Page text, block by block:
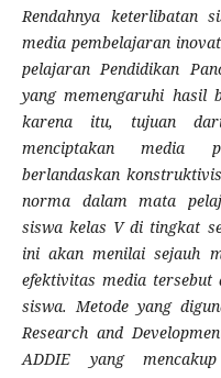
Rendahnya keterlibatan
media pembelajaran
pelajaran Pendidikan
yang memengaruhi hasil
karena itu, tujuan
menciptakan media
berlandaskan
norma dalam mata
siswa kelas V di tingkat
ini akan menilai sejauh
efektivitas media
siswa. Metode yang
Research and
ADDIE yang